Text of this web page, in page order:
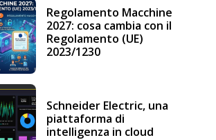
Regolamento Macchine
2027: cosa cambia con il
Regolamento (UE)
2023/1230
Schneider Electric, una
piattaforma di
intelligenza in cloud